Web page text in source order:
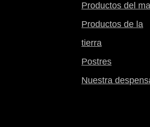
Productos del
Productos de la
tierra
Postres
Nuestra